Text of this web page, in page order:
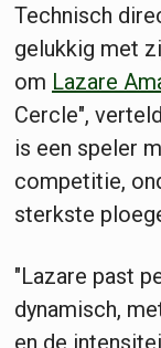
Technisch
gelukkig met
om Lazare
Cercle",
is een speler
competitie,
sterkste
"Lazare past
dynamisch,
en de